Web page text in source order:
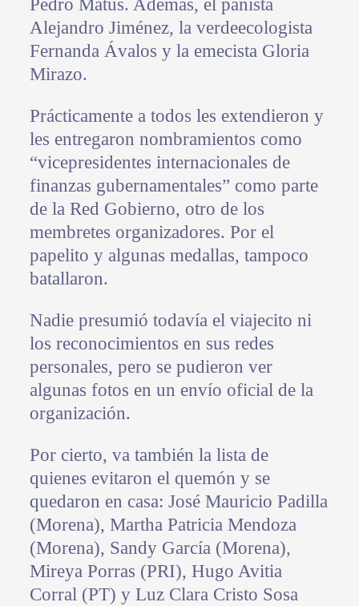
Pedro Matus. Además, el panista
Alejandro Jiménez, la verdeecologista
Fernanda Ávalos y la emecista Gloria
Mirazo.
Prácticamente a todos les extendieron y
les entregaron nombramientos como
“vicepresidentes internacionales de
finanzas gubernamentales” como parte
de la Red Gobierno, otro de los
membretes organizadores. Por el
papelito y algunas medallas, tampoco
batallaron.
Nadie presumió todavía el viajecito ni
los reconocimientos en sus redes
personales, pero se pudieron ver
algunas fotos en un envío oficial de la
organización.
Por cierto, va también la lista de
quienes evitaron el quemón y se
quedaron en casa: José Mauricio Padilla
(Morena), Martha Patricia Mendoza
(Morena), Sandy García (Morena),
Mireya Porras (PRI), Hugo Avitia
Corral (PT) y Luz Clara Cristo Sosa